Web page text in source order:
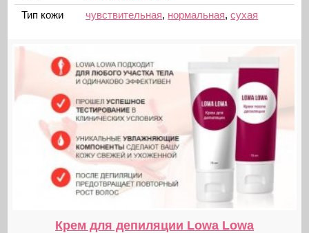
Тип кожи
чувствительная, нормальная,сухая
Крем для депиляции Lowa Lowa